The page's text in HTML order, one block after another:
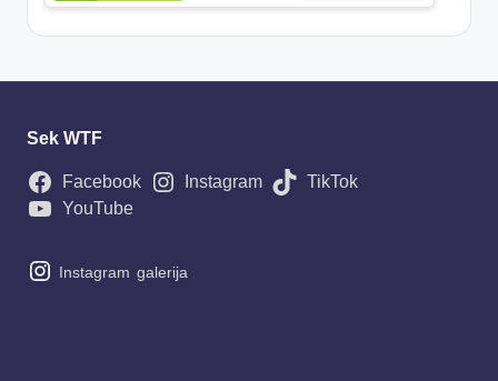
Sek WTF
Facebook Instagram
TikTok
YouTube
Instagram galerija